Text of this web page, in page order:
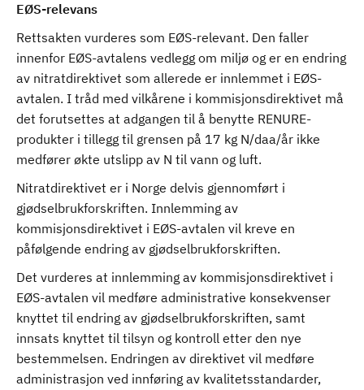
EØS-relevans
Rettsakten vurderes som EØS-relevant. Den faller
innenfor EØS-avtalens vedlegg om miljø og er en endring
av nitratdirektivet som allerede er innlemmet i EØS-
avtalen. I tråd med vilkårene i kommisjonsdirektivet må
det forutsettes at adgangen til å benytte RENURE-
produkter i tillegg til grensen på 17 kg N/daa/år ikke
medfører økte utslipp av N til vann og luft.
Nitratdirektivet er i Norge delvis gjennomført i
gjødselbrukforskriften. Innlemming av
kommisjonsdirektivet i EØS-avtalen vil kreve en
påfølgende endring av gjødselbrukforskriften.
Det vurderes at innlemming av kommisjonsdirektivet i
EØS-avtalen vil medføre administrative konsekvenser
knyttet til endring av gjødselbrukforskriften, samt
innsats knyttet til tilsyn og kontroll etter den nye
bestemmelsen. Endringen av direktivet vil medføre
administrasjon ved innføring av kvalitetsstandarder,